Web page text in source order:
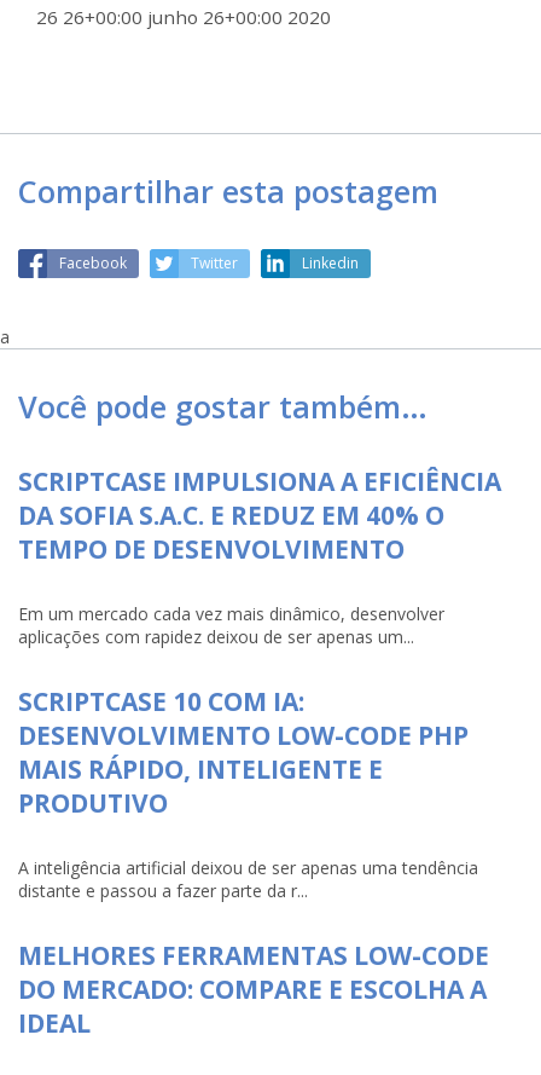
26 26+00:00 junho 26+00:00 2020
Compartilhar esta postagem
Facebook Twitter Linkedin
a
Você pode gostar também…
SCRIPTCASE IMPULSIONA A EFICIÊNCIA
DA SOFIA S.A.C. E REDUZ EM 40% O
TEMPO DE DESENVOLVIMENTO
Em um mercado cada vez mais dinâmico, desenvolver
aplicações com rapidez deixou de ser apenas um...
SCRIPTCASE 10 COM IA:
DESENVOLVIMENTO LOW-CODE PHP
MAIS RÁPIDO, INTELIGENTE E
PRODUTIVO
A inteligência artificial deixou de ser apenas uma tendência
distante e passou a fazer parte da r...
MELHORES FERRAMENTAS LOW-CODE
DO MERCADO: COMPARE E ESCOLHA A
IDEAL